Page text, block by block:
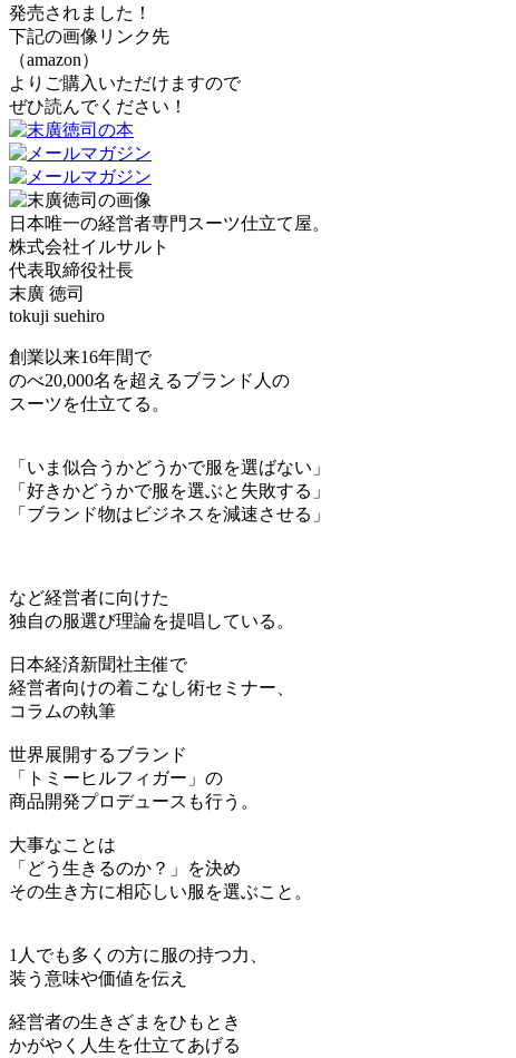
発売されました！
下記の画像リンク先
（amazon）
よりご購入いただけますので
ぜひ読んでください！
日本唯一の経営者専門スーツ仕立て屋。
株式会社イルサルト
代表取締役社長
末廣 徳司
tokuji suehiro
創業以来16年間で
のべ20,000名を超えるブランド人の
スーツを仕立てる。
「いま似合うかどうかで服を選ばない」
「好きかどうかで服を選ぶと失敗する」
「ブランド物はビジネスを減速させる」
など経営者に向けた
独自の服選び理論を提唱している。
日本経済新聞社主催で
経営者向けの着こなし術セミナー、
コラムの執筆
世界展開するブランド
「トミーヒルフィガー」の
商品開発プロデュースも行う。
大事なことは
「どう生きるのか？」を決め
その生き方に相応しい服を選ぶこと。
1人でも多くの方に服の持つ力、
装う意味や価値を伝え
経営者の生きざまをひもとき
かがやく人生を仕立てあげる